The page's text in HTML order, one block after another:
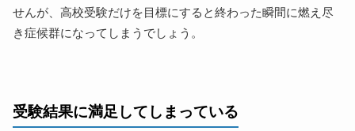
せんが、高校受験だけを目標にすると終わった瞬間に燃え尽
き症候群になってしまうでしょう。
受験結果に満足してしまっている